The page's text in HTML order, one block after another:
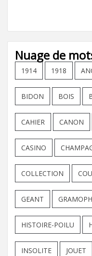
Nuage de
1914 1918
BIDON BOIS
CAHIER CANON
CASINO
COLLECTION
GEANT
HISTOIRE-POILU
INSOLITE JOUET